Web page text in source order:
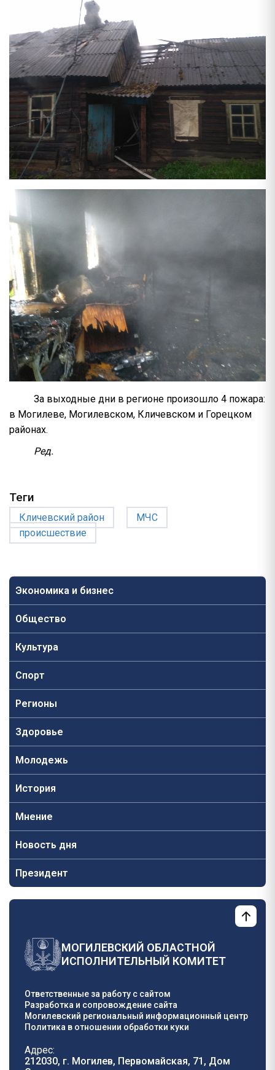
Экономика и бизнес
Общество
Культура
Спорт
Регионы
Здоровье
Молодежь
История
Мнение
Новость дня
Президент
За выходные дни в регионе произошло 4 пожара:
в Могилеве, Могилевском, Кличевском и Горецком
районах.
Ред.
Теги
Кличевский район
МЧС
происшествие
МОГИЛЕВСКИЙ ОБЛАСТНОЙ
ИСПОЛНИТЕЛЬНЫЙ КОМИТЕТ
Ответственные за работу с сайтом
Разработка и сопровождение сайта
Могилевский региональный информационный центр
Политика в отношении обработки куки
Адрес:
212030, г. Могилев, Первомайская, 71, Дом